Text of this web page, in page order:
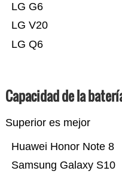
LG Q6
LG V20
LG G6
Capacidad de la
Superior es mejor
Samsung Galaxy S10
Huawei Honor Note 8